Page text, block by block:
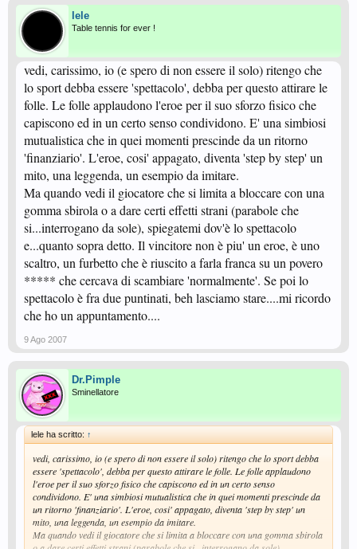
lele
Table tennis for ever !
vedi, carissimo, io (e spero di non essere il solo) ritengo che
lo sport debba essere 'spettacolo', debba per questo attirare le
folle. Le folle applaudono l'eroe per il suo sforzo fisico che
capiscono ed in un certo senso condividono. E' una simbiosi
mutualistica che in quei momenti prescinde da un ritorno
'finanziario'. L'eroe, cosi' appagato, diventa 'step by step' un
mito, una leggenda, un esempio da imitare.
Ma quando vedi il giocatore che si limita a bloccare con una
gomma sbirola o a dare certi effetti strani (parabole che
si...interrogano da sole), spiegatemi dov'è lo spettacolo
e...quanto sopra detto. Il vincitore non è piu' un eroe, è uno
scaltro, un furbetto che è riuscito a farla franca su un povero
***** che cercava di scambiare 'normalmente'. Se poi lo
spettacolo è fra due puntinati, beh lasciamo stare....mi ricordo
che ho un appuntamento....
9 Ago 2007
Dr.Pimple
Sminellatore
lele ha scritto: ↑
vedi, carissimo, io (e spero di non essere il solo) ritengo che lo sport debba
essere 'spettacolo', debba per questo attirare le folle. Le folle applaudono
l'eroe per il suo sforzo fisico che capiscono ed in un certo senso
condividono. E' una simbiosi mutualistica che in quei momenti prescinde da
un ritorno 'finanziario'. L'eroe, cosi' appagato, diventa 'step by step' un
mito, una leggenda, un esempio da imitare.
Ma quando vedi il giocatore che si limita a bloccare con una gomma sbirola